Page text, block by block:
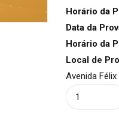
Horário da
Data da
Horário da
Local de
Quantity